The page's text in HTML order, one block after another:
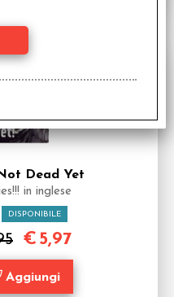
Dead Yet
in inglese
DISPONIBILE
€ 5,97